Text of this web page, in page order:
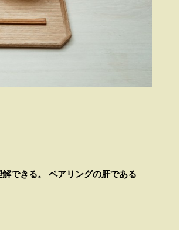
できる。 ペアリングの肝である